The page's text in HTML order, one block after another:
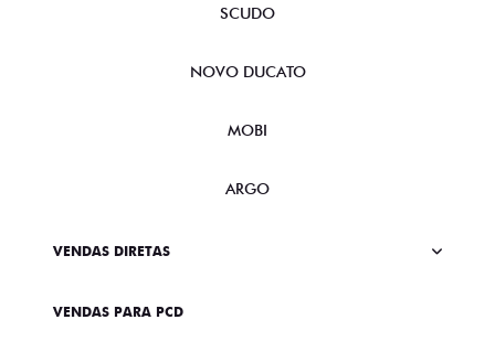
SCUDO
NOVO DUCATO
MOBI
ARGO
VENDAS DIRETAS
VENDAS PARA PCD